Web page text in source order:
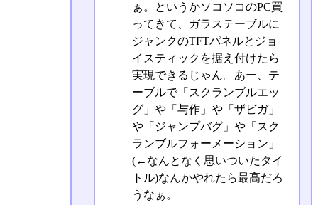
ぁ。というかソコソコのPC買
ってきて、ガラステーブルに
ジャンクのTFTパネルとジョ
イスティックを据え付けたら
実現できるじゃん。あー、テ
ーブルで「スクランブルエッ
グ」や「与作」や「ザビガ」
や「ジャンプバグ」や「スク
ランブルフォーメーション」
(←なんとなく思いついたタイ
トル)なんかやれたら最高だろ
うなぁ。